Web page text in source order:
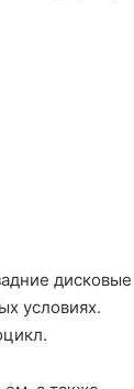
дисковые
условиях.